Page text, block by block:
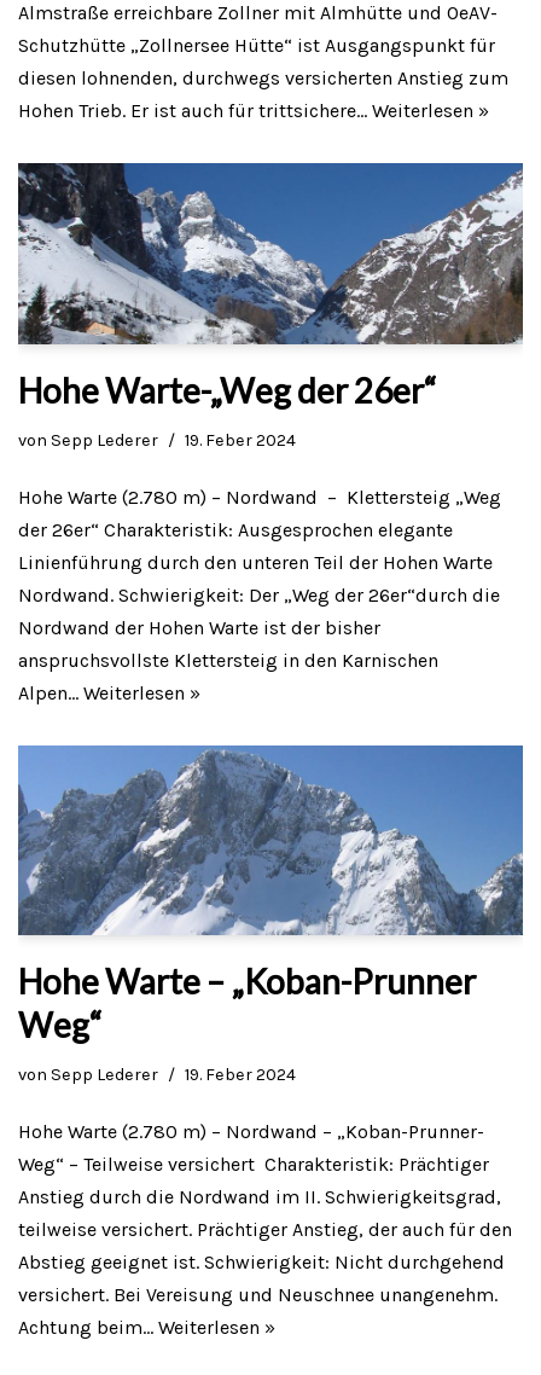
Almstraße erreichbare Zollner mit Almhütte und OeAV-
Schutzhütte „Zollnersee Hütte“ ist Ausgangspunkt für
diesen lohnenden, durchwegs versicherten Anstieg zum
Hohen Trieb. Er ist auch für trittsichere… Weiterlesen »
Hohe Warte-„Weg der 26er“
von Sepp Lederer 19. Feber 2024
Hohe Warte (2.780 m) – Nordwand – Klettersteig „Weg
der 26er“ Charakteristik: Ausgesprochen elegante
Linienführung durch den unteren Teil der Hohen Warte
Nordwand. Schwierigkeit: Der „Weg der 26er“durch die
Nordwand der Hohen Warte ist der bisher
anspruchsvollste Klettersteig in den Karnischen
Alpen… Weiterlesen »
Hohe Warte – „Koban-Prunner
Weg“
von Sepp Lederer 19. Feber 2024
Hohe Warte (2.780 m) – Nordwand – „Koban-Prunner-
Weg“ – Teilweise versichert Charakteristik: Prächtiger
Anstieg durch die Nordwand im II. Schwierigkeitsgrad,
teilweise versichert. Prächtiger Anstieg, der auch für den
Abstieg geeignet ist. Schwierigkeit: Nicht durchgehend
versichert. Bei Vereisung und Neuschnee unangenehm.
Achtung beim… Weiterlesen »